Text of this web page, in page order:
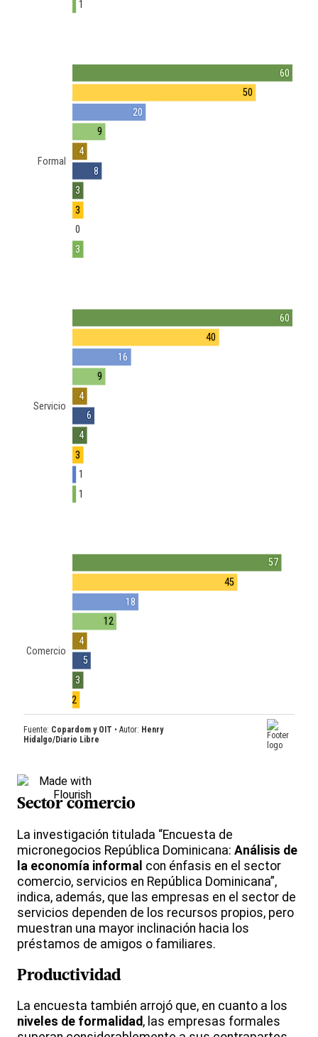
Sector comercio
La investigación titulada “Encuesta de
micronegocios República Dominicana: Análisis de
la economía informal con énfasis en el sector
comercio, servicios en República Dominicana”,
indica, además, que las empresas en el sector de
servicios dependen de los recursos propios, pero
muestran una mayor inclinación hacia los
préstamos de amigos o familiares.
Productividad
La encuesta también arrojó que, en cuanto a los
niveles de formalidad , las empresas formales